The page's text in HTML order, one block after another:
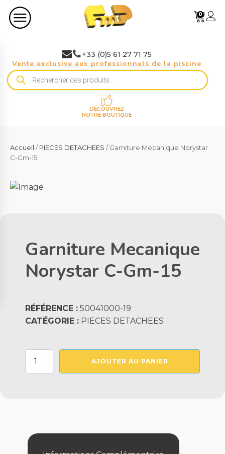
0
+33 (0)5 61 27 71 75
Vente exclusive aux professionnels de la piscine
Recherche
de
DÉCOUVREZ
NOTRE BOUTIQUE
Accueil /PIECES DETACHEES / Garniture Mecanique Norystar
C-Gm-15
Garniture Mecanique
Norystar C-Gm-15
RÉFÉRENCE : 50041000-19
CATÉGORIE : PIECES DETACHEES
quantité
AJOUTER AU PANIER